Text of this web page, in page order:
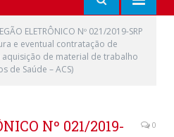
ELETRÔNICO Nº 021/2019-SRP
e eventual contratação de
de material de trabalho
de Saúde – ACS)
Nº 021/2019-
0